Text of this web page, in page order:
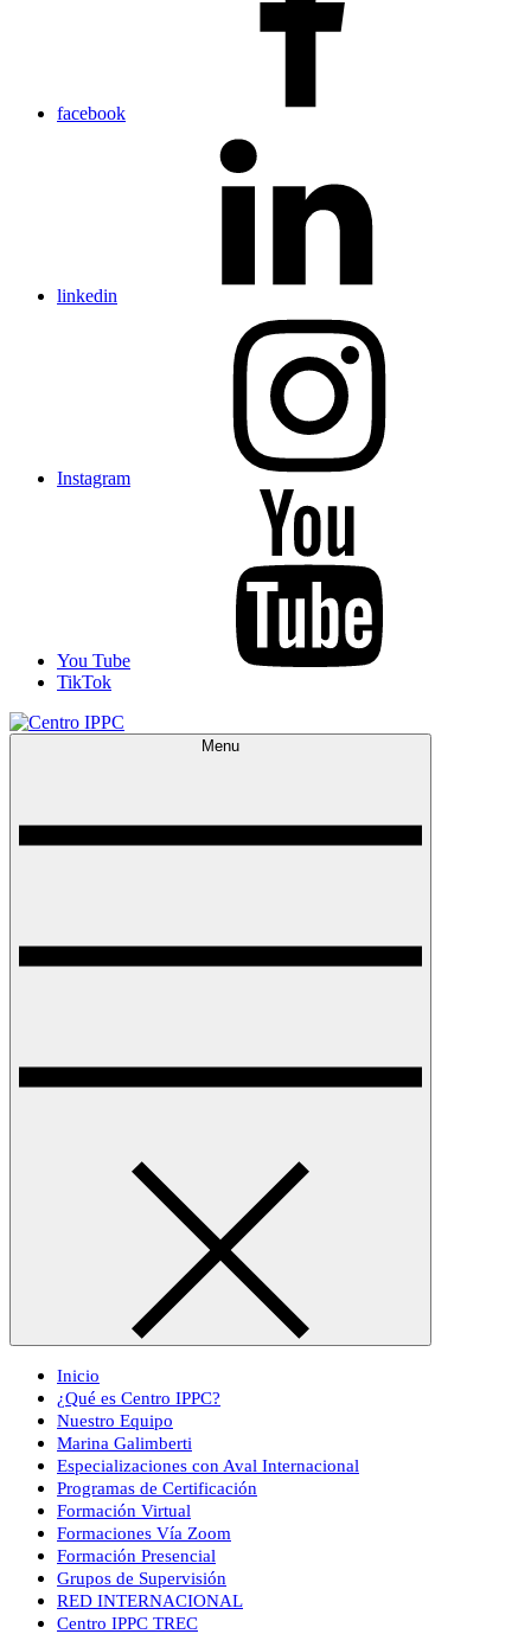
facebook
linkedin
Instagram
You Tube
TikTok
Menu
Inicio
¿Qué es Centro IPPC?
Nuestro Equipo
Marina Galimberti
Especializaciones con Aval Internacional
Programas de Certificación
Formación Virtual
Formaciones Vía Zoom
Formación Presencial
Grupos de Supervisión
RED INTERNACIONAL
Centro IPPC TREC